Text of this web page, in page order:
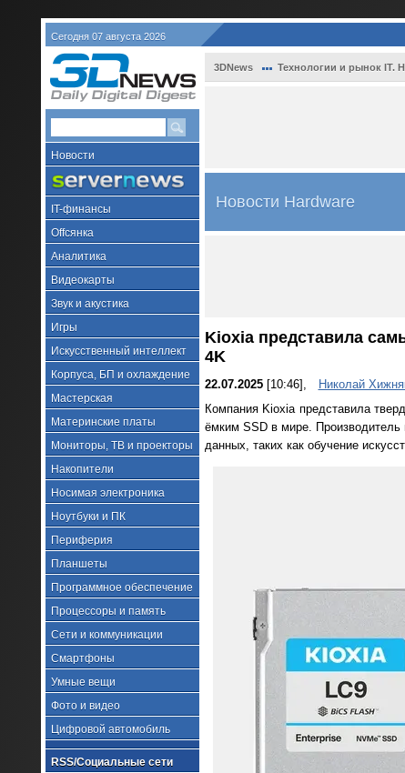
Сегодня 07 августа 2026
Новости
IT-финансы
Offсянка
Аналитика
Видеокарты
Звук и акустика
Игры
Искусственный интеллект
Корпуса, БП и охлаждение
Мастерская
Материнские платы
Мониторы, ТВ и проекторы
Накопители
Носимая электроника
Ноутбуки и ПК
Периферия
Планшеты
Программное обеспечение
Процессоры и память
Сети и коммуникации
Смартфоны
Умные вещи
Фото и видео
Цифровой автомобиль
RSS/Социальные сети
3DNews Технологии и рынок IT.
Новости Hardware
Kioxia представила
4K
22.07.2025[10:46],
Николай
Компания Kioxia представила
ёмким SSD в мире. Производитель
данных, таких как обучение